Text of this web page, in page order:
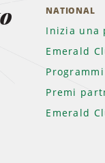
NATIONAL
Inizia una
Emerald
Premi
Emerald